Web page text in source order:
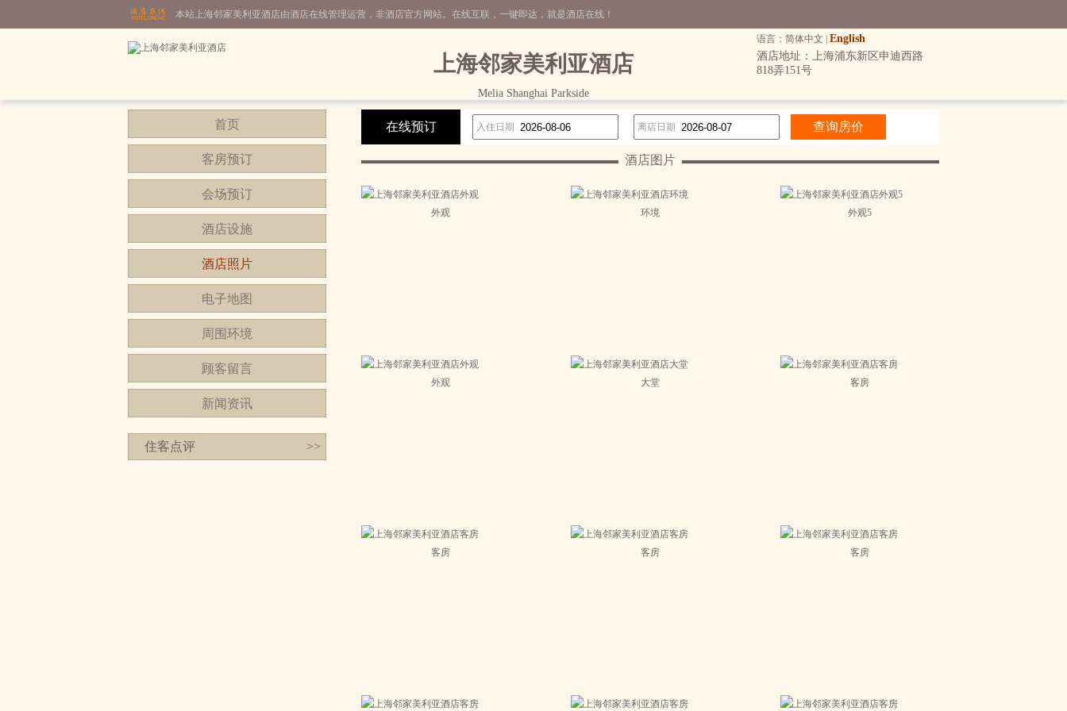
本站上海邻家美利亚酒店由酒店在线管理运营，非酒店官方网站。在线互联，一键即达，就是酒店在线！
语言：简体中文 | English
上海邻家美利亚酒店
Melia Shanghai Parkside
酒店地址：上海浦东新区申迪西路
818弄151号
首页
客房预订
会场预订
酒店设施
酒店照片
电子地图
周围环境
顾客留言
新闻资讯
住客点评 >>
在线预订 入住日期 离店日期
酒店图片
外观 环境 外观5
外观 大堂 客房
客房 客房 客房